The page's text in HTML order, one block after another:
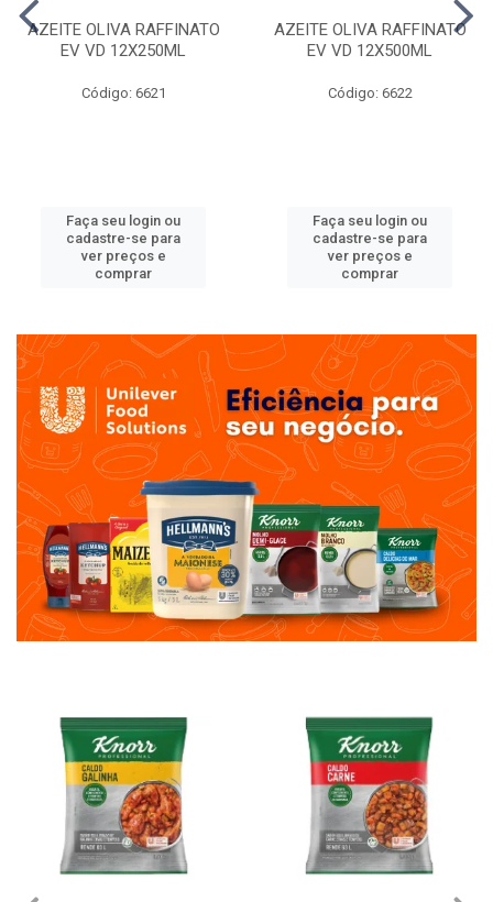
AZEITE OLIVA RAFFINATO
EV VD 12X250ML
Código: 6621
Faça seu login ou
cadastre-se para
ver preços e
comprar
AZEITE OLIVA RAFFINATO
EV VD 12X500ML
Código: 6622
Faça seu login ou
cadastre-se para
ver preços e
comprar